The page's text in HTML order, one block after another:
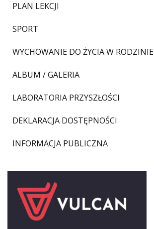
PLAN LEKCJI
SPORT
WYCHOWANIE DO ŻYCIA W RODZINIE
ALBUM / GALERIA
LABORATORIA PRZYSZŁOŚCI
DEKLARACJA DOSTĘPNOŚCI
INFORMACJA PUBLICZNA